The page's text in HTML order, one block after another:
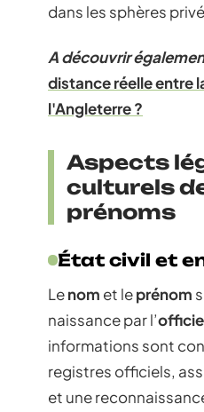
dans les sphères
A découvrir
distance réelle entre
l'Angleterre ?
Aspects
culturels
prénoms
État civil et
Lenom et leprénom
naissance par l’
informations sont
registres officiels,
et une